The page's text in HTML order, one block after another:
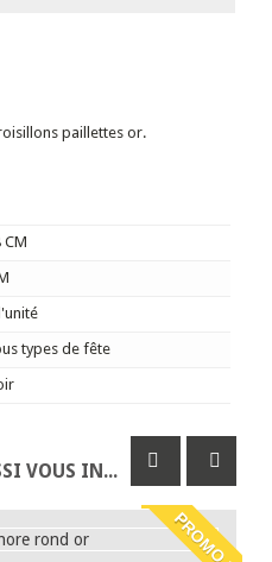
paillettes or.
CM
types de fête
PRODUITS POUVANT AUSSI VOUS INTÉRESSER
PROMO !